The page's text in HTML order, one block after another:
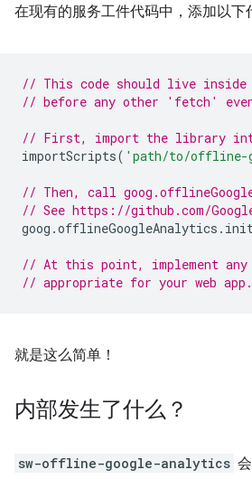
在现有的服务工件代码中，添加以下
// This code should live inside
// before any other 'fetch'
// First, import the library
importScripts( 'path/to/offline-
// Then, call
// See https://github.com/
goog .offlineGoogleAnalytics .
// At this point, implement any
// appropriate for your web app.
就是这么简单！
内部发生了什么？
sw-offline-google-analytics